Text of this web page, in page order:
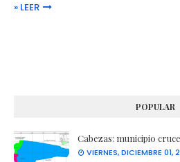
» LEER
POPULAR
Cabezas: municipio
VIERNES, DICIEMBRE 01,